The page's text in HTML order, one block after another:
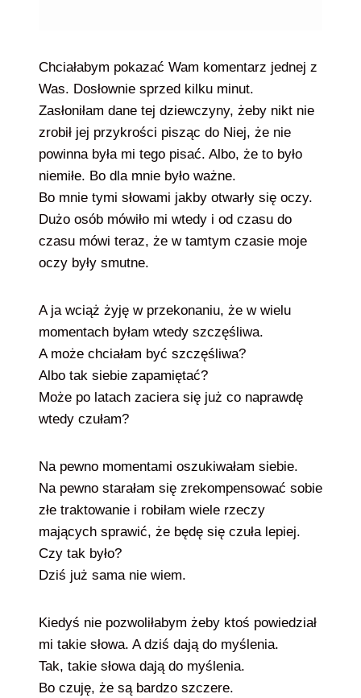
Chciałabym pokazać Wam komentarz jednej z
Was. Dosłownie sprzed kilku minut.
Zasłoniłam dane tej dziewczyny, żeby nikt nie
zrobił jej przykrości pisząc do Niej, że nie
powinna była mi tego pisać. Albo, że to było
niemiłe. Bo dla mnie było ważne.
Bo mnie tymi słowami jakby otwarły się oczy.
Dużo osób mówiło mi wtedy i od czasu do
czasu mówi teraz, że w tamtym czasie moje
oczy były smutne.
A ja wciąż żyję w przekonaniu, że w wielu
momentach byłam wtedy szczęśliwa.
A może chciałam być szczęśliwa?
Albo tak siebie zapamiętać?
Może po latach zaciera się już co naprawdę
wtedy czułam?
Na pewno momentami oszukiwałam siebie.
Na pewno starałam się zrekompensować sobie
złe traktowanie i robiłam wiele rzeczy
mających sprawić, że będę się czuła lepiej.
Czy tak było?
Dziś już sama nie wiem.
Kiedyś nie pozwoliłabym żeby ktoś powiedział
mi takie słowa. A dziś dają do myślenia.
Tak, takie słowa dają do myślenia.
Bo czuję, że są bardzo szczere.